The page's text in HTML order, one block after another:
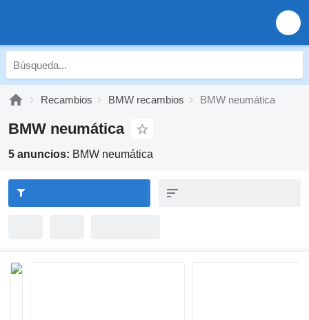
Recambios BMW recambios BMW neumática
BMW neumática
5 anuncios: BMW neumática